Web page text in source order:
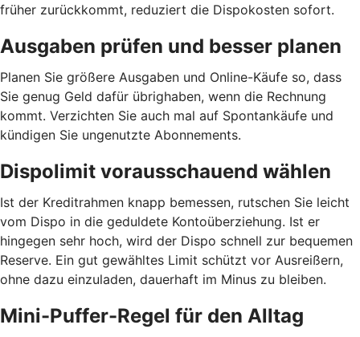
früher zurückkommt, reduziert die Dispokosten sofort.
Ausgaben prüfen und besser planen
Planen Sie größere Ausgaben und Online-Käufe so, dass
Sie genug Geld dafür übrighaben, wenn die Rechnung
kommt. Verzichten Sie auch mal auf Spontankäufe und
kündigen Sie ungenutzte Abonnements.
Dispolimit vorausschauend wählen
Ist der Kreditrahmen knapp bemessen, rutschen Sie leicht
vom Dispo in die geduldete Kontoüberziehung. Ist er
hingegen sehr hoch, wird der Dispo schnell zur bequemen
Reserve. Ein gut gewähltes Limit schützt vor Ausreißern,
ohne dazu einzuladen, dauerhaft im Minus zu bleiben.
Mini-Puffer-Regel für den Alltag